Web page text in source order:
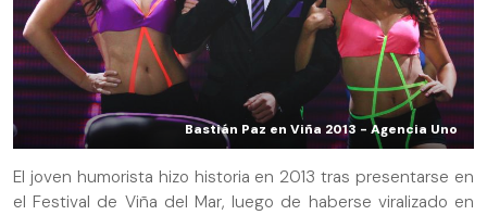
Bastián Paz en Viña 2013 - Agencia Uno
El joven humorista hizo historia en 2013 tras presentarse en
el Festival de Viña del Mar, luego de haberse viralizado en